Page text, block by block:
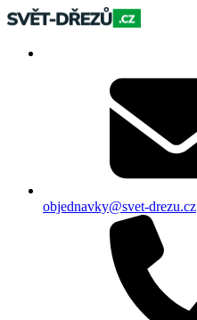
objednavky@svet-drezu.cz